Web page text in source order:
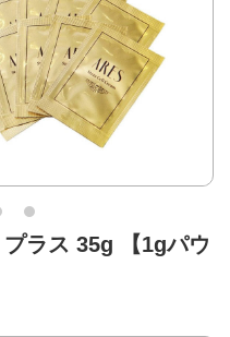
ラス 35g 【1gパウ